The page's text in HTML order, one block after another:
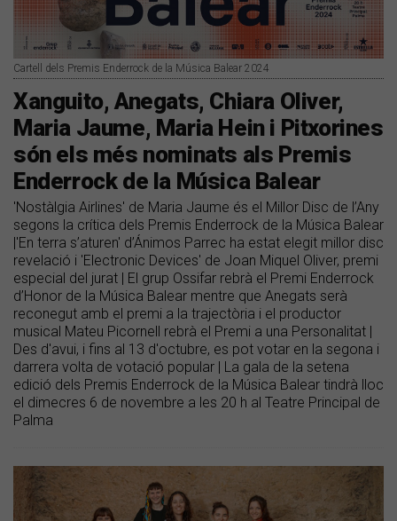
Cartell dels Premis Enderrock de la Música Balear 2024
Xanguito, Anegats, Chiara Oliver,
Maria Jaume, Maria Hein i Pitxorines
són els més nominats als Premis
Enderrock de la Música Balear
'Nostàlgia Airlines' de Maria Jaume és el Millor Disc de l’Any
segons la crítica dels Premis Enderrock de la Música Balear
|'En terra s’aturen' d’Ánimos Parrec ha estat elegit millor disc
revelació i 'Electronic Devices' de Joan Miquel Oliver, premi
especial del jurat | El grup Ossifar rebrà el Premi Enderrock
d’Honor de la Música Balear mentre que Anegats serà
reconegut amb el premi a la trajectòria i el productor
musical Mateu Picornell rebrà el Premi a una Personalitat |
Des d'avui, i fins al 13 d'octubre, es pot votar en la segona i
darrera volta de votació popular | La gala de la setena
edició dels Premis Enderrock de la Música Balear tindrà lloc
el dimecres 6 de novembre a les 20 h al Teatre Principal de
Palma